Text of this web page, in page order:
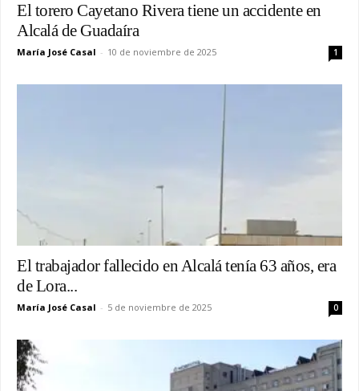
El torero Cayetano Rivera tiene un accidente en
Alcalá de Guadaíra
María José Casal - 10 de noviembre de 2025 1
El trabajador fallecido en Alcalá tenía 63 años, era
de Lora...
María José Casal - 5 de noviembre de 2025 0